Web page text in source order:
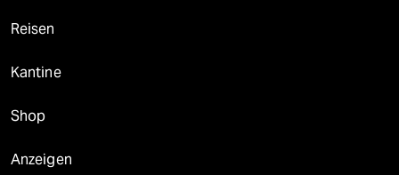
Reisen
Kantine
Shop
Anzeigen